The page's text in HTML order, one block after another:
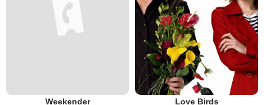
Weekender Love Birds